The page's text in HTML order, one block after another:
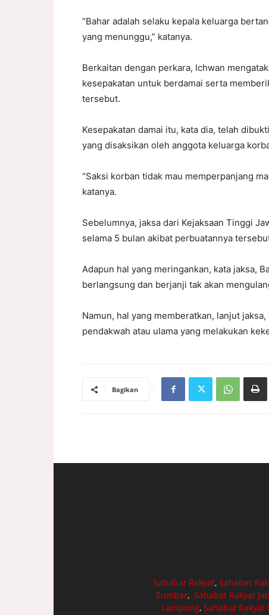
“Bahar adalah selaku kepala keluarga
yang menunggu,” katanya.
Berkaitan dengan perkara, Ichwan
kesepakatan untuk berdamai serta
tersebut.
Kesepakatan damai itu, kata dia, telah
yang disaksikan oleh anggota keluarga
“Saksi korban tidak mau memperpanjang
katanya.
Sebelumnya, jaksa dari Kejaksaan Tinggi
selama 5 bulan akibat perbuatannya
Adapun hal yang meringankan, kata jaksa,
berlangsung dan berjanji tak akan
Namun, hal yang memberatkan, lanjut
pendakwah atau ulama yang melakukan
Bagikan
Sahabat Rakyat, Sahabat
Sumbar,Sahabat Rakyat
Lampung, Sahabat Rakyat